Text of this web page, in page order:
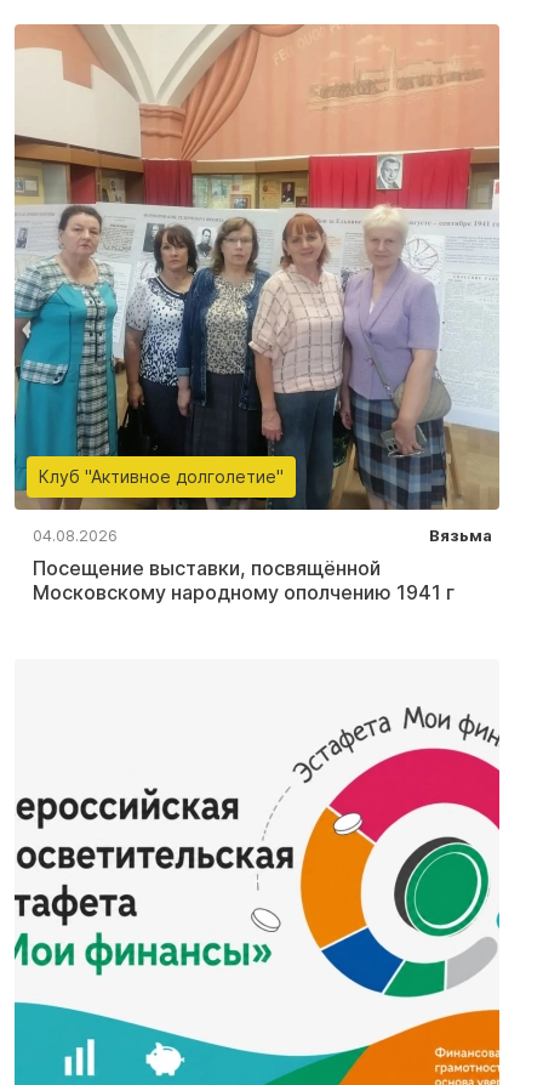
Клуб "Активное долголетие"
04.08.2026 Вязьма
Посещение выставки, посвящённой
Московскому народному ополчению 1941 г